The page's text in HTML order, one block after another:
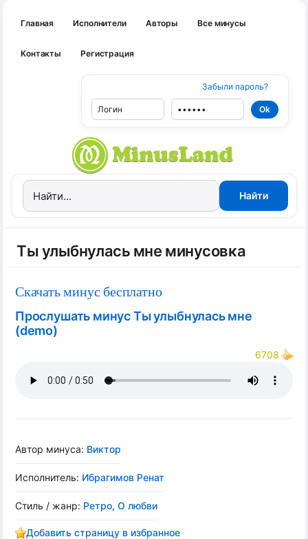
Главная Исполнители Авторы Все минусы
Контакты Регистрация
Забыли пароль?
Ты улыбнулась мне минусовка
Скачать минус бесплатно
Прослушать минус Ты улыбнулась мне
(demo)
6708
Автор минуса: Виктор
Исполнитель: Ибрагимов Ренат
Стиль / жанр: Ретро, О любви
Добавить страницу в избранное